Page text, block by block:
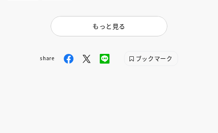
もっと見る
share ブックマーク